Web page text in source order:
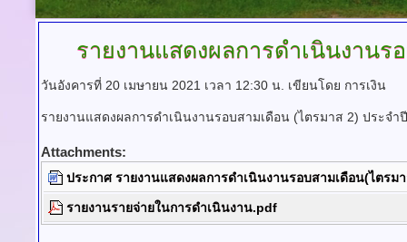
รายงานแสดงผลการดำเนินงานร
วันอังคารที่ 20 เมษายน 2021 เวลา 12:30 น. เขียนโดย การเงิน
รายงานแสดงผลการดำเนินงานรอบสามเดือน (ไตรมาส 2) ประจ
Attachments:
ประกาศ รายงานแสดงผลการดำเนินงานรอบสามเดือน(ไตรม
รายงานรายจ่ายในการดำเนินงาน.pdf